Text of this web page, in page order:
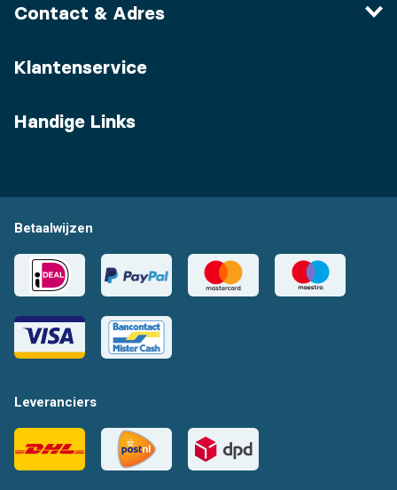
Contact & Adres
Klantenservice
Handige Links
Betaalwijzen
Leveranciers